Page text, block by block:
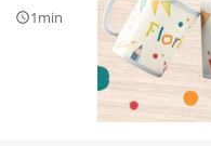
query_builder1min